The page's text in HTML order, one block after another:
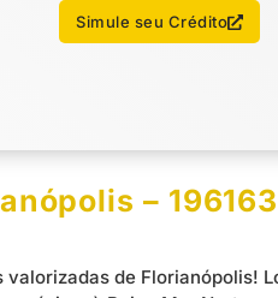
Simule seu Crédito
Chamar no WhatsApp
–
de Florianópolis!